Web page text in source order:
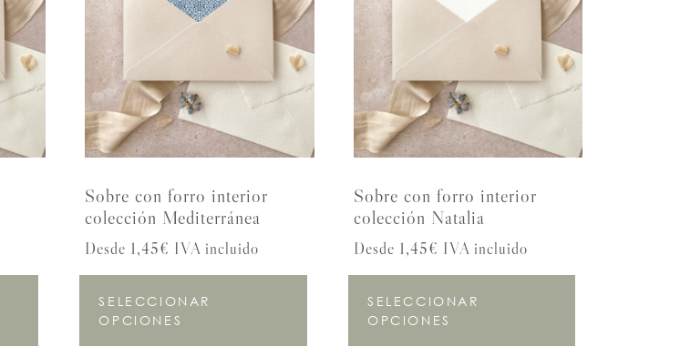
Sobre con forro interior
colección Mediterránea
Desde 1,45€ IVA incluido
SELECCIONAR
OPCIONES
Sobre con forro interior
colección Natalia
Desde 1,45€ IVA incluido
SELECCIONAR
OPCIONES